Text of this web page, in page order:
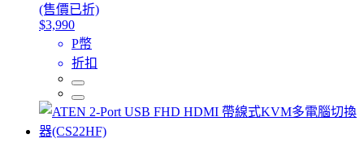
(售價已折)
$3,990
P幣
折扣